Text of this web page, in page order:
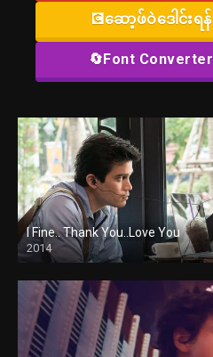
💽ဆော့ဖ်ဝဲဒေါင်းရန်
🔄Font Converter
I Fine.. Thank You..Love You
2014